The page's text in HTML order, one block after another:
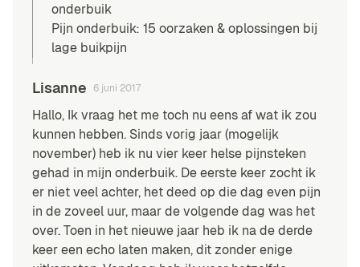
onderbuik
Pijn onderbuik: 15 oorzaken & oplossingen bij
lage buikpijn
Lisanne 6 juni 2017
Hallo, Ik vraag het me toch nu eens af wat ik zou
kunnen hebben. Sinds vorig jaar (mogelijk
november) heb ik nu vier keer helse pijnsteken
gehad in mijn onderbuik. De eerste keer zocht ik
er niet veel achter, het deed op die dag even pijn
in de zoveel uur, maar de volgende dag was het
over. Toen in het nieuwe jaar heb ik na de derde
keer een echo laten maken, dit zonder enige